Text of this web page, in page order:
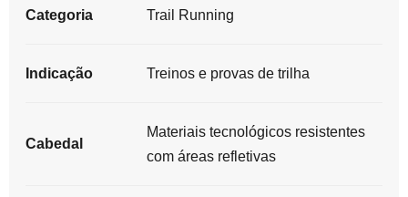
Categoria Trail Running
Indicação Treinos e provas de trilha
Cabedal
Materiais tecnológicos resistentes
com áreas refletivas